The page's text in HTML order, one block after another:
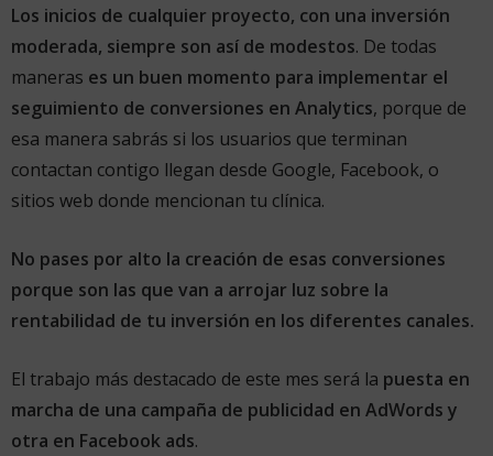
Los inicios de cualquier proyecto, con una inversión
moderada, siempre son así de modestos. De todas
maneras es un buen momento para implementar el
seguimiento de conversiones en Analytics, porque de
esa manera sabrás si los usuarios que terminan
contactan contigo llegan desde Google, Facebook, o
sitios web donde mencionan tu clínica.
No pases por alto la creación de esas conversiones
porque son las que van a arrojar luz sobre la
rentabilidad de tu inversión en los diferentes canales.
El trabajo más destacado de este mes será la puesta en
marcha de una campaña de publicidad en AdWords y
otra en Facebook ads.